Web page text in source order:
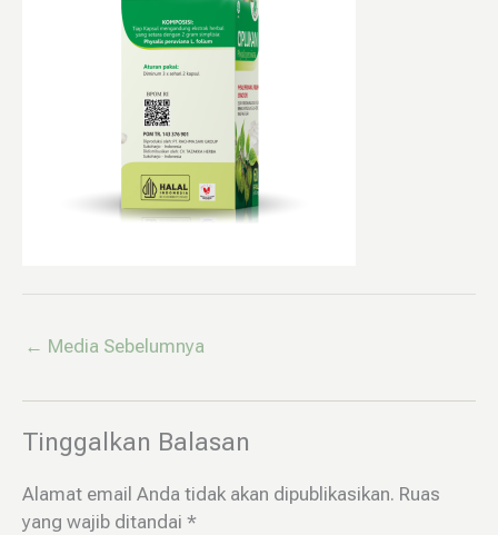
← Media Sebelumnya
Tinggalkan Balasan
Alamat email Anda tidak akan dipublikasikan. Ruas
yang wajib ditandai *